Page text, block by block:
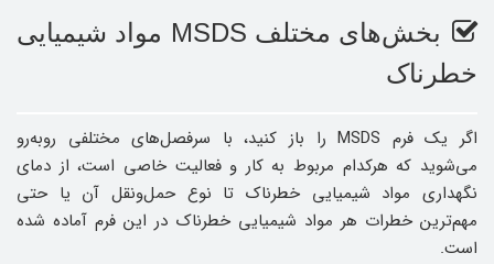
بخش‌های مختلف MSDS مواد شیمیایی
خطرناک
اگر یک فرم MSDS را باز کنید، با سرفصل‌های مختلفی روبه‌رو
می‌شوید که هرکدام مربوط به کار و فعالیت خاصی است، از دمای
نگهداری مواد شیمیایی خطرناک تا نوع حمل‌ونقل آن یا حتی
مهم‌ترین خطرات هر مواد شیمیایی خطرناک در این فرم آماده شده
است.